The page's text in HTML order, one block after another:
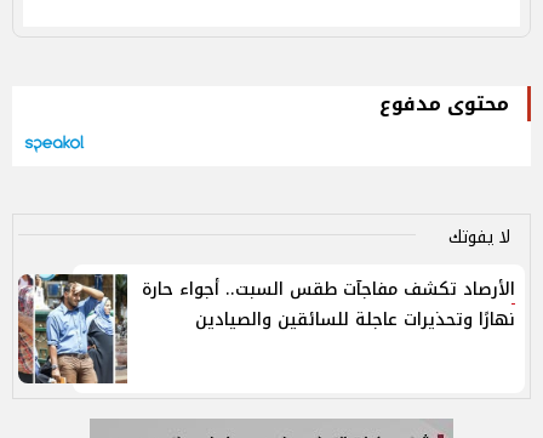
محتوى مدفوع
لا يفوتك
الأرصاد تكشف مفاجآت طقس السبت.. أجواء حارة
نهارًا وتحذيرات عاجلة للسائقين والصيادين